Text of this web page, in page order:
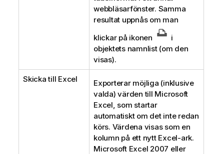
webbläsarfönster. Samma
resultat uppnås om man
klickar på ikonen
i
objektets namnlist (om den
visas).
Skicka till Excel
Exporterar möjliga (inklusive
valda) värden till Microsoft
Excel, som startar
automatiskt om det inte redan
körs. Värdena visas som en
kolumn på ett nytt Excel-ark.
Microsoft Excel 2007 eller